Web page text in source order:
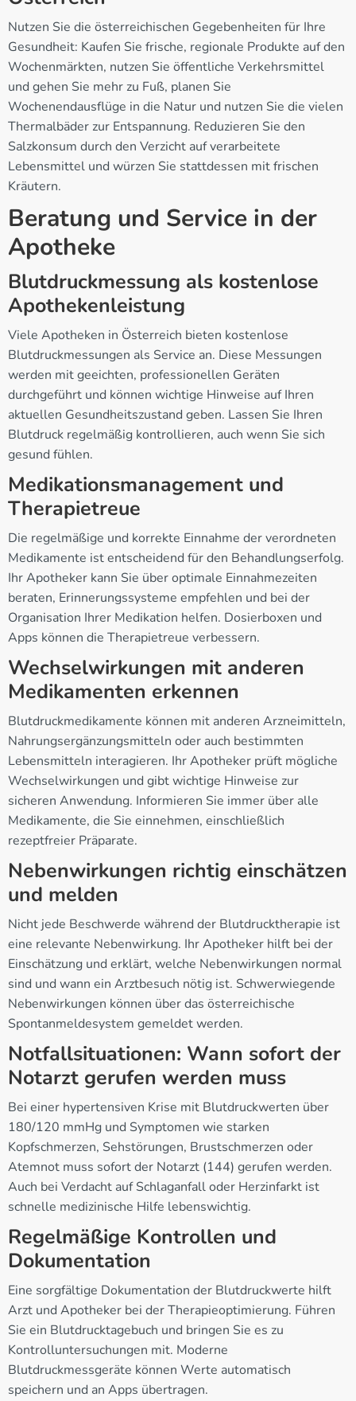
Nutzen Sie die österreichischen Gegebenheiten für Ihre
Gesundheit: Kaufen Sie frische, regionale Produkte auf den
Wochenmärkten, nutzen Sie öffentliche Verkehrsmittel
und gehen Sie mehr zu Fuß, planen Sie
Wochenendausflüge in die Natur und nutzen Sie die vielen
Thermalbäder zur Entspannung. Reduzieren Sie den
Salzkonsum durch den Verzicht auf verarbeitete
Lebensmittel und würzen Sie stattdessen mit frischen
Kräutern.
Beratung und Service in der
Apotheke
Blutdruckmessung als kostenlose
Apothekenleistung
Viele Apotheken in Österreich bieten kostenlose
Blutdruckmessungen als Service an. Diese Messungen
werden mit geeichten, professionellen Geräten
durchgeführt und können wichtige Hinweise auf Ihren
aktuellen Gesundheitszustand geben. Lassen Sie Ihren
Blutdruck regelmäßig kontrollieren, auch wenn Sie sich
gesund fühlen.
Medikationsmanagement und
Therapietreue
Die regelmäßige und korrekte Einnahme der verordneten
Medikamente ist entscheidend für den Behandlungserfolg.
Ihr Apotheker kann Sie über optimale Einnahmezeiten
beraten, Erinnerungssysteme empfehlen und bei der
Organisation Ihrer Medikation helfen. Dosierboxen und
Apps können die Therapietreue verbessern.
Wechselwirkungen mit anderen
Medikamenten erkennen
Blutdruckmedikamente können mit anderen Arzneimitteln,
Nahrungsergänzungsmitteln oder auch bestimmten
Lebensmitteln interagieren. Ihr Apotheker prüft mögliche
Wechselwirkungen und gibt wichtige Hinweise zur
sicheren Anwendung. Informieren Sie immer über alle
Medikamente, die Sie einnehmen, einschließlich
rezeptfreier Präparate.
Nebenwirkungen richtig einschätzen
und melden
Nicht jede Beschwerde während der Blutdrucktherapie ist
eine relevante Nebenwirkung. Ihr Apotheker hilft bei der
Einschätzung und erklärt, welche Nebenwirkungen normal
sind und wann ein Arztbesuch nötig ist. Schwerwiegende
Nebenwirkungen können über das österreichische
Spontanmeldesystem gemeldet werden.
Notfallsituationen: Wann sofort der
Notarzt gerufen werden muss
Bei einer hypertensiven Krise mit Blutdruckwerten über
180/120 mmHg und Symptomen wie starken
Kopfschmerzen, Sehstörungen, Brustschmerzen oder
Atemnot muss sofort der Notarzt (144) gerufen werden.
Auch bei Verdacht auf Schlaganfall oder Herzinfarkt ist
schnelle medizinische Hilfe lebenswichtig.
Regelmäßige Kontrollen und
Dokumentation
Eine sorgfältige Dokumentation der Blutdruckwerte hilft
Arzt und Apotheker bei der Therapieoptimierung. Führen
Sie ein Blutdrucktagebuch und bringen Sie es zu
Kontrolluntersuchungen mit. Moderne
Blutdruckmessgeräte können Werte automatisch
speichern und an Apps übertragen.